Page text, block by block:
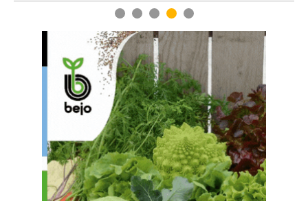
1 2 3 4 5